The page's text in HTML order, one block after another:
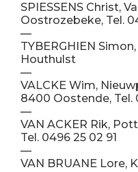
SPIESSENS Christ,
Oostrozebeke, Tel.
—
TYBERGHIEN
Houthulst
—
VALCKE Wim,
8400 Oostende, Tel.
—
VAN ACKER Rik,
Tel. 0496 25 02 91
—
VAN BRUANE Lore,